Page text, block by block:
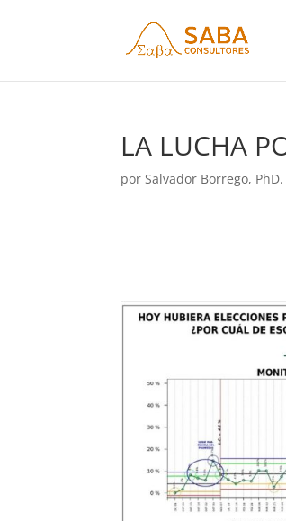
LA LUCHA
porSalvador Borrego, PhD.